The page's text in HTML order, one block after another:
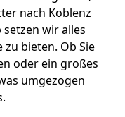
nach Koblenz
setzen wir alles
bieten. Ob Sie
oder ein großes
umgezogen